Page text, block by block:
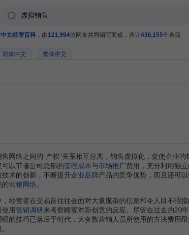
文经管百科 ，由121,994位网友共同编写而成，共计436,155个条目
简体中文 繁体中文
络之间的“产权”关系相互分离，销售虚拟化，促使企业的
以节省公司总部的管理成本与市场推广费用，充分利用独
术的创新，不断提升企业品牌产品的竞争优势，而且还可
的营销网络。
营者在交易前往往会面对大量庞杂的信息和令人目不暇接
用营销调研来考察顾客对新创意的反应。尽管在过去的20
的技巧已落后于时代，大多数营销人员所使用的方法费用